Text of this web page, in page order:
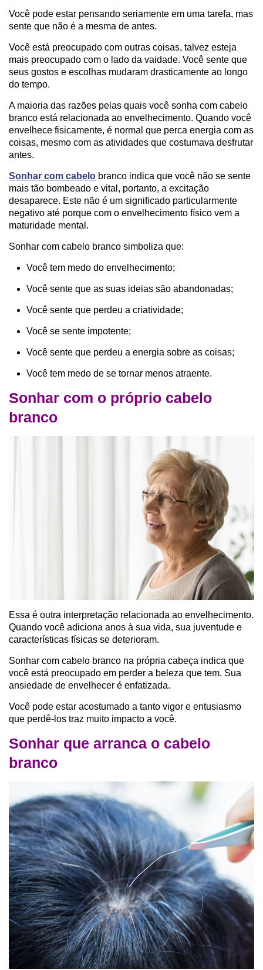
Você pode estar pensando seriamente em uma tarefa, mas
sente que não é a mesma de antes.
Você está preocupado com outras coisas, talvez esteja
mais preocupado com o lado da vaidade. Você sente que
seus gostos e escolhas mudaram drasticamente ao longo
do tempo.
A maioria das razões pelas quais você sonha com cabelo
branco está relacionada ao envelhecimento. Quando você
envelhece fisicamente, é normal que perca energia com as
coisas, mesmo com as atividades que costumava desfrutar
antes.
Sonhar com cabelo branco indica que você não se sente
mais tão bombeado e vital, portanto, a excitação
desaparece. Este não é um significado particularmente
negativo até porque com o envelhecimento físico vem a
maturidade mental.
Sonhar com cabelo branco simboliza que:
Você tem medo do envelhecimento;
Você sente que as suas ideias são abandonadas;
Você sente que perdeu a criatividade;
Você se sente impotente;
Você sente que perdeu a energia sobre as coisas;
Você tem medo de se tornar menos atraente.
Sonhar com o próprio cabelo
branco
Essa é outra interpretação relacionada ao envelhecimento.
Quando você adiciona anos à sua vida, sua juventude e
características físicas se deterioram.
Sonhar com cabelo branco na própria cabeça indica que
você está preocupado em perder a beleza que tem. Sua
ansiedade de envelhecer é enfatizada.
Você pode estar acostumado a tanto vigor e entusiasmo
que perdê-los traz muito impacto a você.
Sonhar que arranca o cabelo
branco